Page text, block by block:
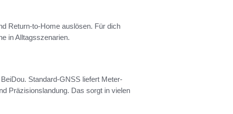
Return-to-Home auslösen. Für dich
in Alltagsszenarien.
Standard-GNSS liefert Meter-
Präzisionslandung. Das sorgt in vielen